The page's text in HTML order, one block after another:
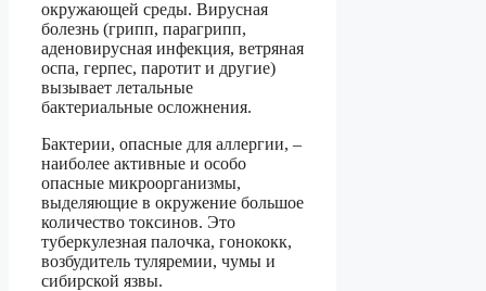
окружающей среды. Вирусная
болезнь (грипп, парагрипп,
аденовирусная инфекция, ветряная
оспа, герпес, паротит и другие)
вызывает летальные
бактериальные осложнения.
Бактерии, опасные для аллергии, –
наиболее активные и особо
опасные микроорганизмы,
выделяющие в окружение большое
количество токсинов. Это
туберкулезная палочка, гонококк,
возбудитель туляремии, чумы и
сибирской язвы.